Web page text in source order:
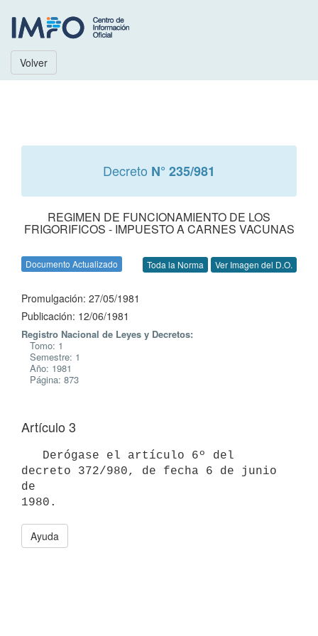
Volver
Decreto N° 235/981
REGIMEN DE FUNCIONAMIENTO DE LOS
FRIGORIFICOS - IMPUESTO A CARNES VACUNAS
Documento Actualizado Toda la Norma Ver Imagen del D.O.
Promulgación: 27/05/1981
Publicación: 12/06/1981
Registro Nacional de Leyes y Decretos:
Tomo: 1
Semestre: 1
Año: 1981
Página: 873
Artículo 3
decreto 372/980, de fecha 6 de junio
de
Ayuda